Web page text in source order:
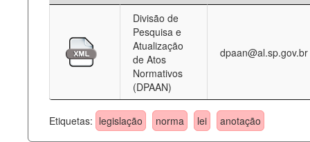
Deputados Estaduais
Legislação
Perguntas frequentes
Divisão de
Pesquisa e
Atualização
de Atos
Normativos
(DPAAN)
dpaan@al.sp.gov.br
Etiquetas: legislação norma lei anotação